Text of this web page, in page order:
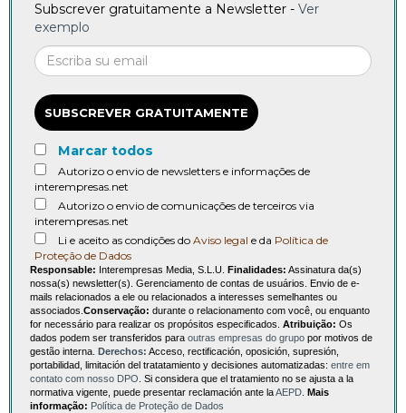
Subscrever gratuitamente a Newsletter - Ver
exemplo
SUBSCREVER GRATUITAMENTE
Marcar todos
Autorizo o envio de newsletters e informações de
interempresas.net
Autorizo o envio de comunicações de terceiros via
interempresas.net
Li e aceito as condições do Aviso legal e da Política de
Proteção de Dados
Responsable: Interempresas Media, S.L.U. Finalidades: Assinatura da(s)
nossa(s) newsletter(s). Gerenciamento de contas de usuários. Envio de e-
mails relacionados a ele ou relacionados a interesses semelhantes ou
associados. Conservação: durante o relacionamento com você, ou enquanto
for necessário para realizar os propósitos especificados. Atribuição: Os
dados podem ser transferidos para outras empresas do grupo por motivos de
gestão interna.
Derechos: Acceso, rectificación, oposición, supresión,
portabilidad, limitación del tratatamiento y decisiones automatizadas: entre em
contato com nosso DPO . Si considera que el tratamiento no se ajusta a la
normativa vigente, puede presentar reclamación ante laAEPD
Mais
informação: Política de Proteção de Dados